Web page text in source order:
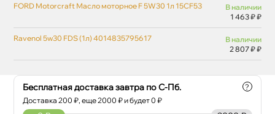
Бесплатная доставка завтра по С-Пб.
Доставка200 ₽, еще2000 ₽ и будет 0 ₽
?
FORD Motorcraft Масло моторное F 5W30 1л 15CF53
наличии
1 463 ₽ ₽
Ravenol 5w30 FDS (1л) 4014835795617
наличии
2 807 ₽ ₽